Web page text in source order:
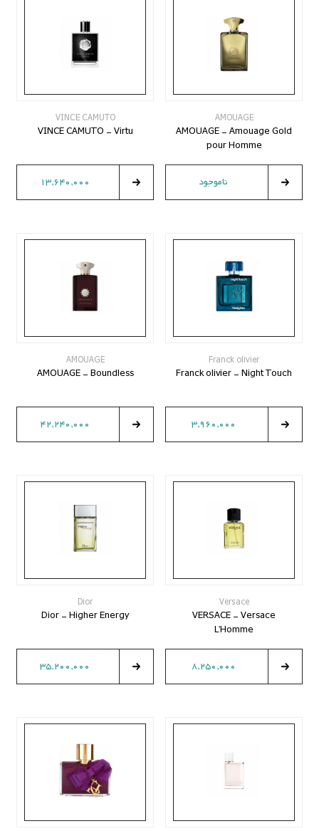
AMOUAGE
AMOUAGE - Amouage Gold
pour Homme
ناموجود
VINCE CAMUTO
VINCE CAMUTO - Virtu
13,640,000
Franck olivier
Franck olivier - Night Touch
3,960,000
AMOUAGE
AMOUAGE - Boundless
42,240,000
Versace
VERSACE - Versace
L'Homme
8,250,000
Dior
Dior - Higher Energy
35,200,000